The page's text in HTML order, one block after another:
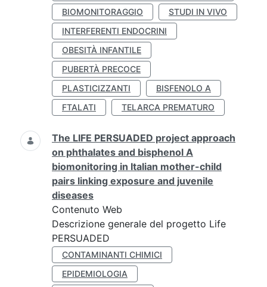
BIOMONITORAGGIO
STUDI IN VIVO
INTERFERENTI ENDOCRINI
OBESITÀ INFANTILE
PUBERTÀ PRECOCE
PLASTICIZZANTI
BISFENOLO A
FTALATI
TELARCA PREMATURO
The LIFE PERSUADED project approach
on phthalates and bisphenol A
biomonitoring in Italian mother-child
pairs linking exposure and juvenile
diseases
Contenuto Web
Descrizione generale del progetto Life
PERSUADED
CONTAMINANTI CHIMICI
EPIDEMIOLOGIA